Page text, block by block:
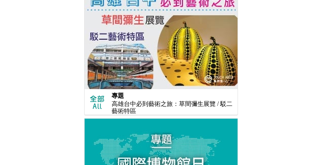
專題
高雄台中必到藝術之旅：草間彌生展覽 / 駁二
藝術特區